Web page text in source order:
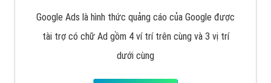
Google Ads là hình thức quảng cáo của Google được
tài trợ có chữ Ad gồm 4 ví trí trên cùng và 3 vị trí
dưới cùng